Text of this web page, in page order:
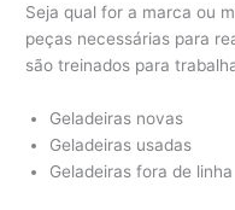
Seja qual for a marca ou
peças necessárias para
são treinados para
Geladeiras novas
Geladeiras usadas
Geladeiras fora de linha